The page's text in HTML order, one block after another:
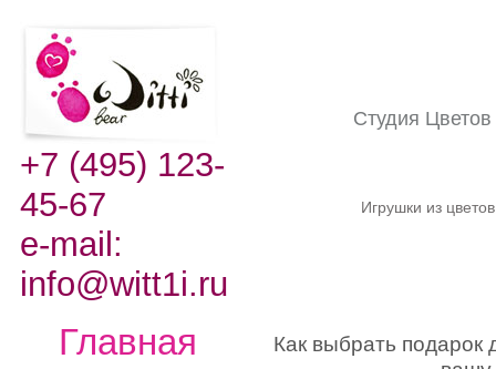
+7 (495) 123-
45-67
e-mail:
info@witt1i.ru
Студия Цветов
Игрушки из
Главная
Как выбрать подарок